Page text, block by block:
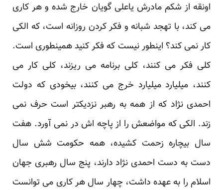
اونقه از شکم مادرش یاعلی گویان خارج شده و هر کاری
می کند، با تهجد شبانه و فکر کردن روزانه است، که الکی
کار نمی کند؟ اینطور نیست که فکر کنید همینطوری است.
کلی فکر می کنند، کلی برنامه می ریزند، کلی کار می
کنند، میلیارد میلیارد خرج می کنند، بیخودی که دولت
احمدی نژاد که از همه به رهبر نزدیکتر است حرف نمی
زند. الکی که مواضعش را از پاچه اش در نمی آورد. هفت
سال بیچاره زحمت کشیده، همه حکومت شش سال
دست به دست احمدی نژاد دارند، پنج سال رهبری جهان
اسلام را به عهده داشت، چهار سال هر کاری می توانست